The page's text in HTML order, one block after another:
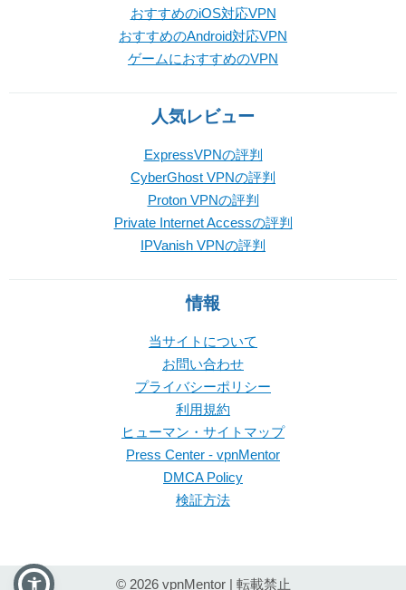
おすすめのiOS対応VPN
おすすめのAndroid対応VPN
ゲームにおすすめのVPN
人気レビュー
ExpressVPNの評判
CyberGhost VPNの評判
Proton VPNの評判
Private Internet Accessの評判
IPVanish VPNの評判
情報
当サイトについて
お問い合わせ
プライバシーポリシー
利用規約
ヒューマン・サイトマップ
Press Center - vpnMentor
DMCA Policy
検証方法
© 2026 vpnMentor | 転載禁止